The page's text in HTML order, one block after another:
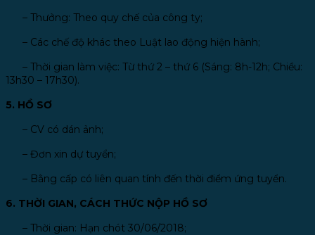
– Thưởng: Theo quy chế của công ty;
– Các chế độ khác theo Luật lao động hiện hành;
– Thời gian làm việc: Từ thứ 2 – thứ 6 (Sáng: 8h-12h; Chiều:
13h30 – 17h30).
5. HỒ SƠ
– CV có dán ảnh;
– Đơn xin dự tuyển;
– Bằng cấp có liên quan tính đến thời điểm ứng tuyển.
6. THỜI GIAN, CÁCH THỨC NỘP HỒ SƠ
– Thời gian: Hạn chót 30/06/2018;